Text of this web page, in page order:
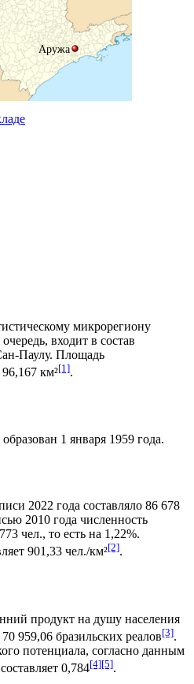
Аружа
микрорегиону
входит в состав
Паулу. Площадь
км²[1].
1 января 1959 года.
2022 года составляло 86 678
2010 года численность
чел., то есть на 1,22%.
901,33 чел./км²[2].
продукт на душу населения
959,06 бразильских реалов[3].
потенциала, согласно данным
0,784[4][5].